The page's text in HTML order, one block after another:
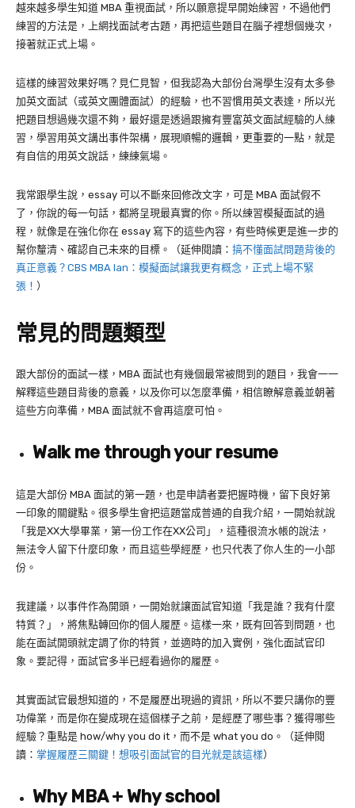
越來越多學生知道 MBA 重視面試，所以願意提早開始練習，不過他們
練習的方法是，上網找面試考古題，再把這些題目在腦子裡想個幾次，
接著就正式上場。
這樣的練習效果好嗎？見仁見智，但我認為大部份台灣學生沒有太多參
加英文面試（或英文團體面試）的經驗，也不習慣用英文表達，所以光
把題目想過幾次還不夠，最好還是透過跟擁有豐富英文面試經驗的人練
習，學習用英文講出事件架構，展現順暢的邏輯，更重要的一點，就是
有自信的用英文說話，練練氣場。
我常跟學生說， essay 可以不斷來回修改文字，可是 MBA 面試假不
了，你說的每一句話，都將呈現最真實的你。所以練習模擬面試的過
程，就像是在強化你在 essay 寫下的這些內容，有些時候更是進一步的
幫你釐清、確認自己未來的目標。（延伸閱讀： 搞不懂面試問題背後的
真正意義？CBS MBA Ian：模擬面試讓我更有概念，正式上場不緊
張！ ）
常見的問題類型
跟大部份的面試一樣，MBA 面試也有幾個最常被問到的題目，我會一一
解釋這些題目背後的意義，以及你可以怎麼準備，相信瞭解意義並朝著
這些方向準備，MBA 面試就不會再這麼可怕。
Walk me through your resume
這是大部份 MBA 面試的第一題，也是申請者要把握時機，留下良好第
一印象的關鍵點。很多學生會把這題當成普通的自我介紹，一開始就說
「我是XX大學畢業，第一份工作在XX公司」，這種很流水帳的說法，
無法令人留下什麼印象，而且這些學經歷，也只代表了你人生的一小部
份。
我建議，以事件作為開頭，一開始就讓面試官知道「我是誰？我有什麼
特質？」，將焦點轉回你的個人履歷。這樣一來，既有回答到問題，也
能在面試開頭就定調了你的特質，並適時的加入實例，強化面試官印
象。要記得，面試官多半已經看過你的履歷。
其實面試官最想知道的，不是履歷出現過的資訊，所以不要只講你的豐
功偉業，而是你在變成現在這個樣子之前，是經歷了哪些事？獲得哪些
經驗？重點是 how/why you do it ，而不是 what you do 。（延伸閱
讀： 掌握履歷三關鍵！想吸引面試官的目光就是該這樣）
Why MBA + Why school